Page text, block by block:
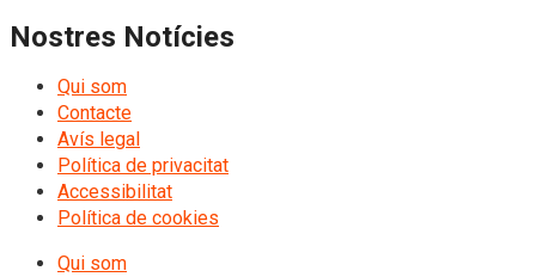
Nostres Notícies
Qui som
Contacte
Avís legal
Política de privacitat
Accessibilitat
Política de cookies
Qui som